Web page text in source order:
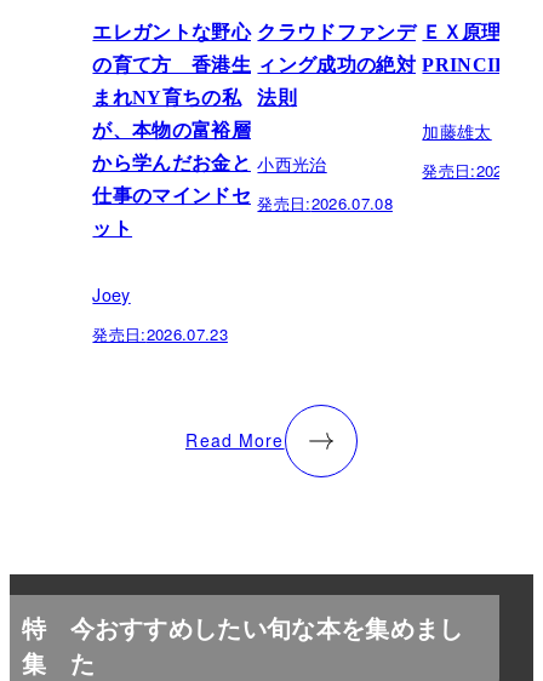
エレガントな野心
の育て方 香港生
まれNY育ちの私
が、本物の富裕層
から学んだお金と
仕事のマインドセ
ット
Joey
発売日:2026.07.23
クラウドファンデ
ィング成功の絶対
法則
小西光治
発売日:2026.07.08
ＥＸ原理
PRINCIPLE
加藤雄太
発売日:
Read More
特
集
今おすすめしたい旬な本を集めまし
た